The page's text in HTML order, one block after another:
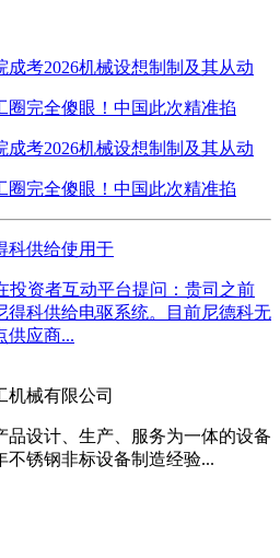
成考2026机械设想制制及其从动
圈完全傻眼！中国此次精准掐
成考2026机械设想制制及其从动
圈完全傻眼！中国此次精准掐
科供给使用于
投资者互动平台提问：贵司之前
得科供给电驱系统。目前尼德科无
供应商...
品设计、生产、服务为一体的设备
不锈钢非标设备制造经验...